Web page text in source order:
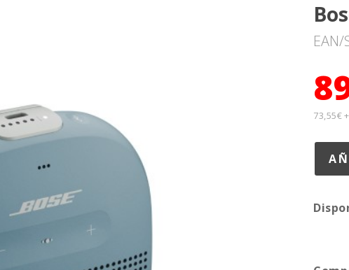
73,55€